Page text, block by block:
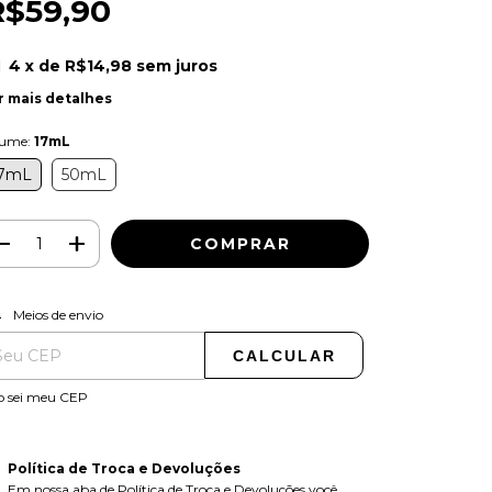
4 x de R$14,98 sem juros
mais detalhes
17mL
50mL
para o CEP:
Meios de envio
CALCULAR
sei meu CEP
Política de Troca e Devoluções